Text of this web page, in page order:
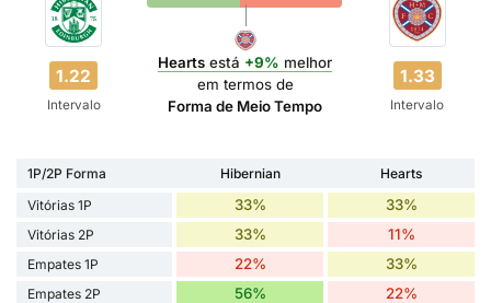
1.22
Intervalo
Hearts está +9% melhor
em termos de
Forma de Meio Tempo
1.33
Intervalo
1P/2P Forma Hibernian
Hearts
Vitórias 1P
33% 33%
Vitórias 2P 33% 11%
Empates 1P 22% 33%
Empates 2P 56% 22%